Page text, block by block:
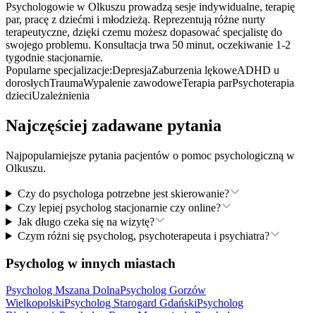
Psychologowie w Olkuszu prowadzą sesje indywidualne, terapię
par, pracę z dziećmi i młodzieżą. Reprezentują różne nurty
terapeutyczne, dzięki czemu możesz dopasować specjalistę do
swojego problemu. Konsultacja trwa 50 minut, oczekiwanie 1-2
tygodnie stacjonarnie.
Popularne specjalizacje:DepresjaZaburzenia lękoweADHD u
dorosłychTraumaWypalenie zawodoweTerapia parPsychoterapia
dzieciUzależnienia
Najczęściej zadawane pytania
Najpopularniejsze pytania pacjentów o pomoc psychologiczną w
Olkuszu.
Czy do psychologa potrzebne jest skierowanie?
Czy lepiej psycholog stacjonarnie czy online?
Jak długo czeka się na wizytę?
Czym różni się psycholog, psychoterapeuta i psychiatra?
Psycholog w innych miastach
Psycholog Mszana DolnaPsycholog Gorzów
WielkopolskiPsycholog Starogard GdańskiPsycholog